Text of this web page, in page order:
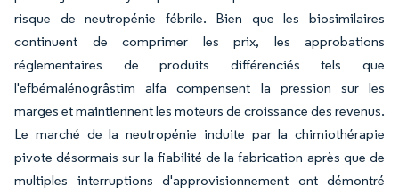
risque de neutropénie fébrile. Bien que les biosimilaires
continuent de comprimer les prix, les approbations
réglementaires de produits différenciés tels que
l'efbémalénogrâstim alfa compensent la pression sur les
marges et maintiennent les moteurs de croissance des revenus.
Le marché de la neutropénie induite par la chimiothérapie
pivote désormais sur la fiabilité de la fabrication après que de
multiples interruptions d'approvisionnement ont démontré